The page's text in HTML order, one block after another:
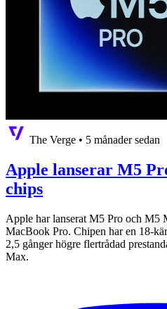
The Verge • 5 månader sedan
Apple lanserar M5
chips
Apple har lanserat M5 Pro och M5
MacBook Pro. Chipen har en 18-
2,5 gånger högre flertrådad
Max.